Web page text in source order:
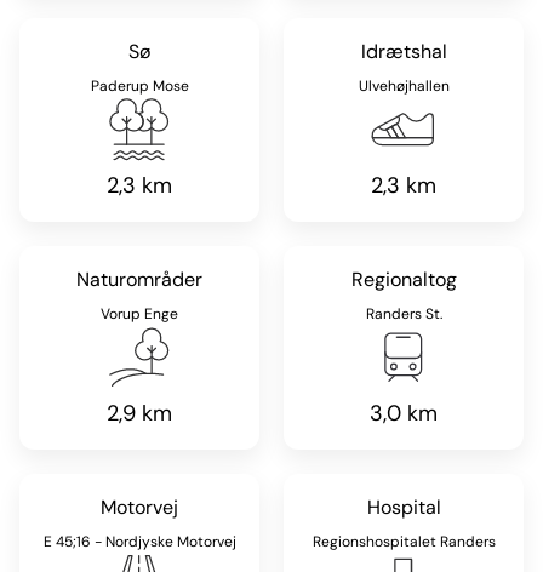
Sø
Paderup Mose
2,3 km
Idrætshal
Ulvehøjhallen
2,3 km
Naturområder
Vorup Enge
2,9 km
Regionaltog
Randers St.
3,0 km
Motorvej
E 45;16 - Nordjyske Motorvej
Hospital
Regionshospitalet Randers